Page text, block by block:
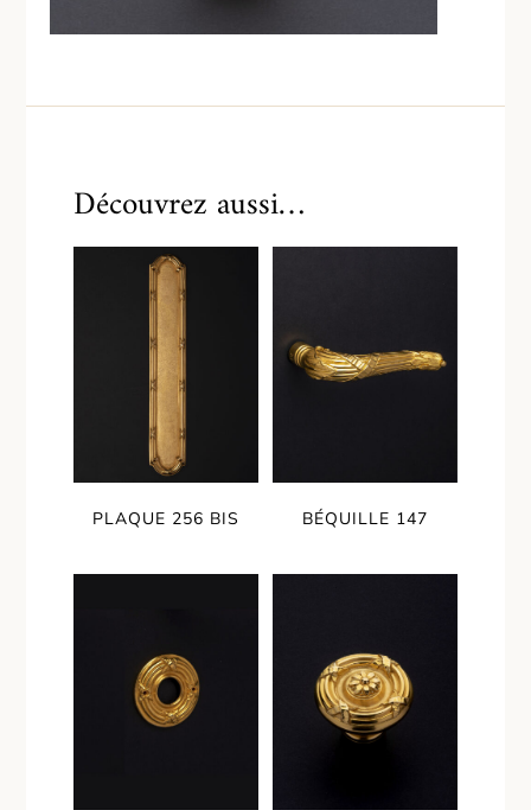
Découvrez aussi…
PLAQUE 256 BIS BÉQUILLE 147